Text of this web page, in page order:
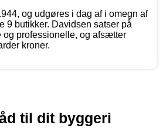
og udgøres i dag af i omegn af
9 butikker. Davidsen satser på
og professionelle, og afsætter
kroner.
til dit byggeri